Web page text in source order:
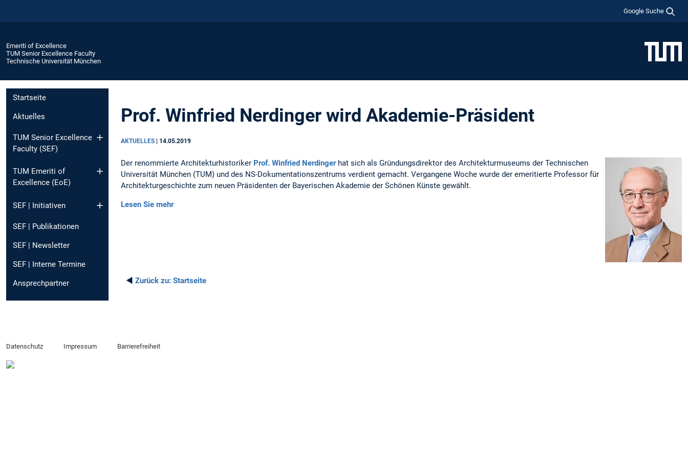
Google Suche
Emeriti of Excellence
TUM Senior Excellence Faculty
Technische Universität München
Startseite
Aktuelles
TUM Senior Excellence
Faculty (SEF)
TUM Emeriti of
Excellence (EoE)
SEF | Initiativen
SEF | Publikationen
SEF | Newsletter
SEF | Interne Termine
Ansprechpartner
Prof. Winfried Nerdinger wird Akademie-Präsident
AKTUELLES | 14.05.2019
Der renommierte Architekturhistoriker Prof. Winfried Nerdingerhat sich als Gründungsdirektor des Architekturmuseums der Technischen
Universität München (TUM) und des NS-Dokumentationszentrums verdient gemacht. Vergangene Woche wurde der emeritierte Professor für
Architekturgeschichte zum neuen Präsidenten der Bayerischen Akademie der Schönen Künste gewählt.
Lesen Sie mehr
◄ Zurück zu: Startseite
Datenschutz Impressum Barrierefreiheit